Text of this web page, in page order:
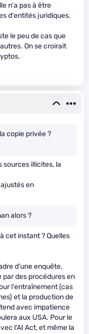
n'a pas à être
d'entités juridiques.
le peu de cas que
On se croirait
copie privée ?
sources illicites, la
en
alors ?
cet instant ? Quelles
d'une enquête.
par des procédures en
l'entraînement (cas
et la production de
avec impatience
aux USA. Pour le
l'AI Act, et même la